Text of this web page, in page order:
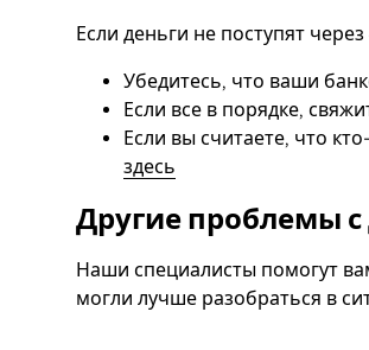
Если деньги не поступят
Убедитесь, что ваши
Если все в порядке,
Если вы считаете, что
здесь
Другие проблемы
Наши специалисты помогут
могли лучше разобраться в